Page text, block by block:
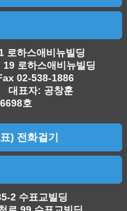
로하스애비뉴빌딩
로하스애비뉴빌딩
02-538-1886
대표자: 공창훈
호
) 전화걸기
2 수표교빌딩